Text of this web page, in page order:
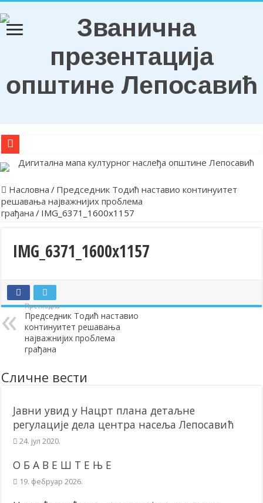
О Б А В Е Ш Т Е Њ Е
Обележена храмовна и општинска слава у Лепосавићу
Парастосом и полагањем венаца у Леосавићу обележена
Лепосавић прославио Светог Василија
Полагањем венаца и свечаном академијом у Сочаници
Братске и пријатељске општине и грдови уручили поклон
ОБАВЕШТЕЊЕ – Бесплатан СкиПас 2024
Насловна / Председник Тодић наставио континуитет
решавања најважнијих проблема
грађана / IMG_6371_1600x1157
IMG_6371_1600x1157
Претходна
Председник Тодић наставио
континуитет решавања
најважнијих проблема
грађана
Сличне вести
Јавни увид у Нацрт плана детаљне
регулације дела центра насеља Лепосавић
24. јул 2020.
О Б А В Е Ш Т Е Њ Е
19. фебруар 2026.